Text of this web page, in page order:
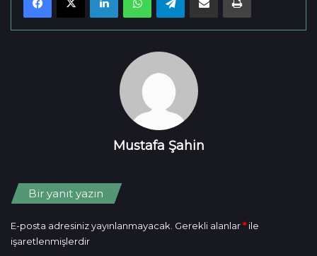
Mustafa Şahin
Bir yanıt yazın
E-posta adresiniz yayınlanmayacak. Gerekli alanlar*ile
işaretlenmişlerdir